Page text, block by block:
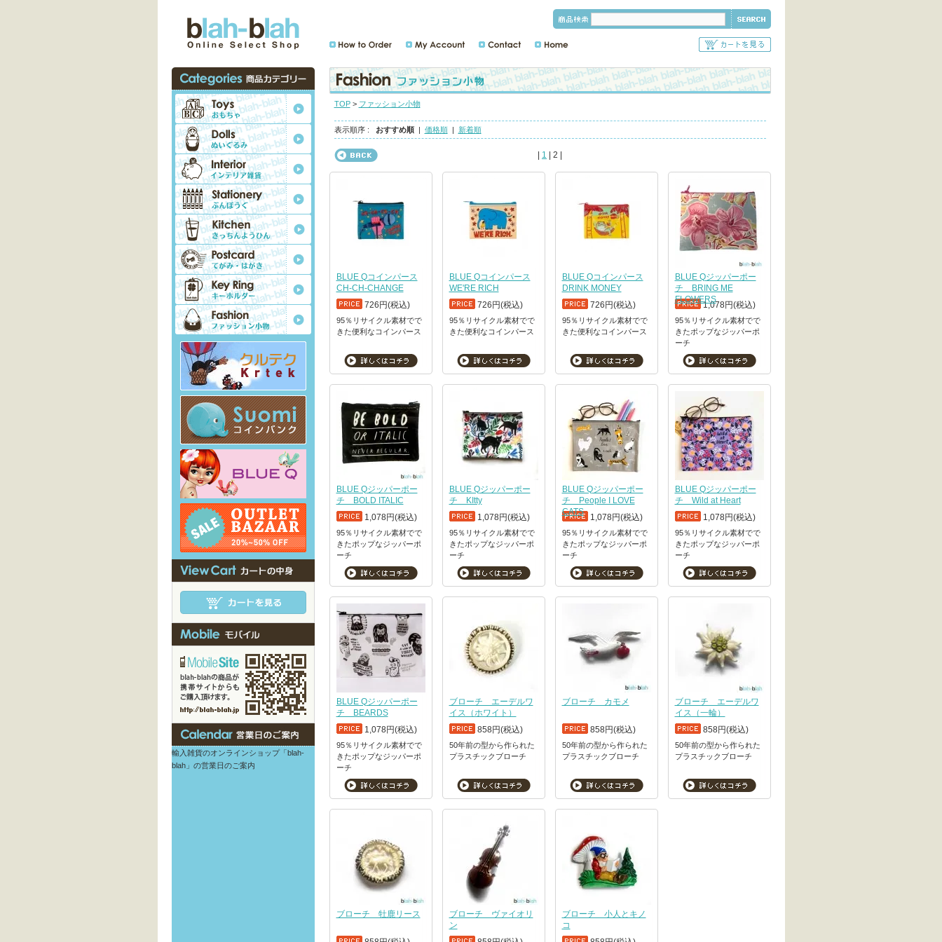
TOP> ファッション小物
表示順序 : おすすめ順| 価格順| 新着順
1 | 2 |
BLUE Qコインパース
CH-CH-CHANGE
726円(税込)
95％リサイクル素材でで
きた便利なコインパース
BLUE Qコインパース
WE'RE RICH
726円(税込)
95％リサイクル素材でで
きた便利なコインパース
BLUE Qコインパース
DRINK MONEY
726円(税込)
95％リサイクル素材でで
きた便利なコインパース
BLUE Qジッパーポー
チ BRING ME
FLOWERS
1,078円(税込)
95％リサイクル素材でで
きたポップなジッパーポ
ーチ
BLUE Qジッパーポー
チ BOLD ITALIC
1,078円(税込)
95％リサイクル素材でで
きたポップなジッパーポ
ーチ
BLUE Qジッパーポー
チ KItty
1,078円(税込)
95％リサイクル素材でで
きたポップなジッパーポ
ーチ
BLUE Qジッパーポー
チ People I LOVE
CATS
1,078円(税込)
95％リサイクル素材でで
きたポップなジッパーポ
ーチ
BLUE Qジッパーポー
チ Wild at Heart
1,078円(税込)
95％リサイクル素材でで
きたポップなジッパーポ
ーチ
BLUE Qジッパーポー
チ BEARDS
1,078円(税込)
95％リサイクル素材でで
きたポップなジッパーポ
ーチ
ブローチ エーデルワ
イス（ホワイト）
858円(税込)
50年前の型から作られた
プラスチックブローチ
ブローチ カモメ
858円(税込)
50年前の型から作られた
プラスチックブローチ
ブローチ エーデルワ
イス（一輪）
858円(税込)
50年前の型から作られた
プラスチックブローチ
ブローチ 牡鹿リース
ブローチ ヴァイオリ
ン
ブローチ 小人とキノ
コ
輸入雑貨のオンラインショップ「blah-
blah」の営業日のご案内